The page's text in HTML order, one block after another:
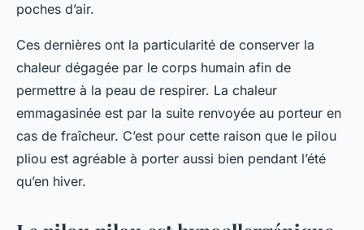
poches d’air.
Ces dernières ont la particularité de conserver la
chaleur dégagée par le corps humain afin de
permettre à la peau de respirer. La chaleur
emmagasinée est par la suite renvoyée au porteur en
cas de fraîcheur. C’est pour cette raison que le pilou
pliou est agréable à porter aussi bien pendant l’été
qu’en hiver.